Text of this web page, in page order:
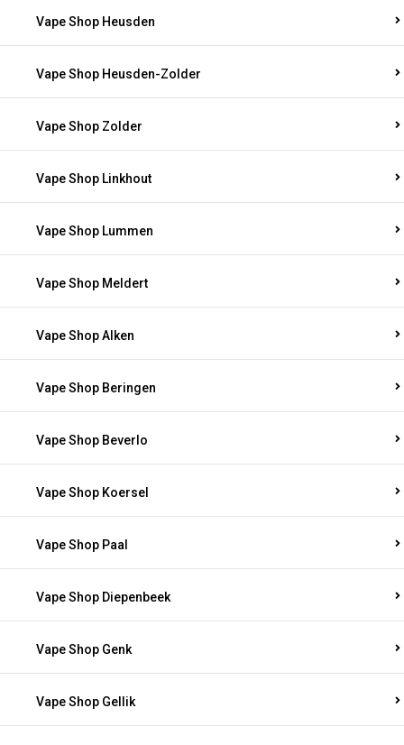
Vape Shop Heusden
Vape Shop Heusden-Zolder
Vape Shop Zolder
Vape Shop Linkhout
Vape Shop Lummen
Vape Shop Meldert
Vape Shop Alken
Vape Shop Beringen
Vape Shop Beverlo
Vape Shop Koersel
Vape Shop Paal
Vape Shop Diepenbeek
Vape Shop Genk
Vape Shop Gellik